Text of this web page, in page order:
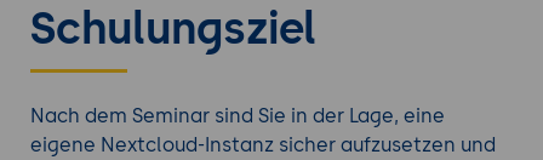
Partner oder Bildungsprojekte.
Schulung"Nextcloud: Selbstgehostete Cloud-
Plattform für Zusammenarbeit"
Schulungsziel
Nach dem Seminar sind Sie in der Lage, eine
eigene Nextcloud-Instanz sicher aufzusetzen und